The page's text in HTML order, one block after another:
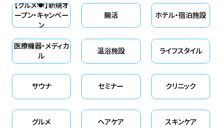
【グルメ🍽】新規オ
ープン・キャンペー
ン
腸活 ホテル・宿泊施設
医療機器・メディカ
ル
温浴施設 ライフスタイル
サウナ セミナー クリニック
グルメ ヘアケア スキンケア